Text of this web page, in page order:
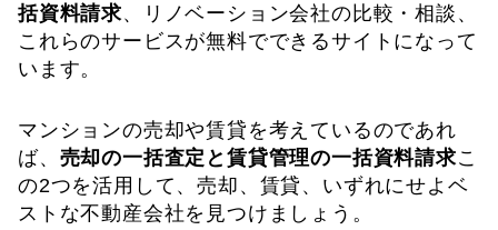
括資料請求、リノベーション会社の比較・相談、
これらのサービスが無料でできるサイトになって
います。
マンションの売却や賃貸を考えているのであれ
ば、 売却の一括査定と賃貸管理の一括資料請求こ
の2つを活用して、売却、賃貸、いずれにせよベ
ストな不動産会社を見つけましょう。